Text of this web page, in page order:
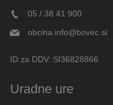
05 / 38 41 900
obcina.info@bovec.si
ID za DDV: SI36828866
Uradne ure